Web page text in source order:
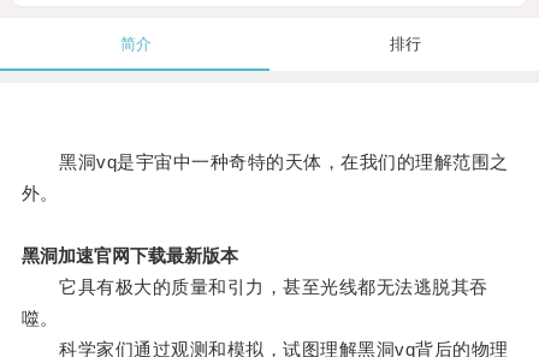
简介 排行
黑洞vq是宇宙中一种奇特的天体，在我们的理解范围之
外。
黑洞加速官网下载最新版本
它具有极大的质量和引力，甚至光线都无法逃脱其吞
噬。
科学家们通过观测和模拟，试图理解黑洞vq背后的物理